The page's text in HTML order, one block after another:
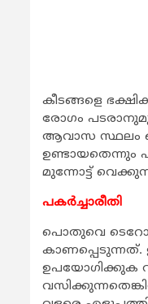
കീടങ്ങളെ
രോഗം
ആവാസ സ്ഥലം
ഉണ്ടായതെന്നും
മുന്നോട്ട്
പകര്‍ച്ചാരീതി
പൊതുവെ
കാണപ്പെടുന്നത്.
ഉപയോഗിക്കുക